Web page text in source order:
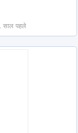
साल पहले